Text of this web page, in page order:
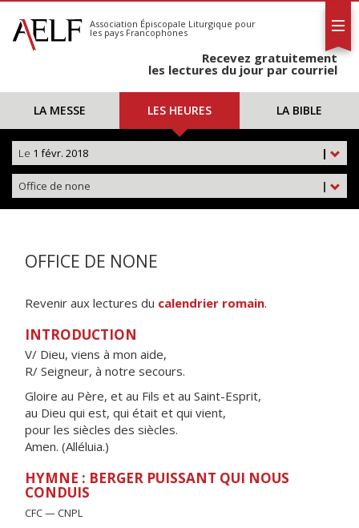
S'abonner
Calendrier
Association Épiscopale Liturgique pour
les pays Francophones
Recevez gratuitement
les lectures du jour par courriel
LA MESSE LES HEURES LA BIBLE
|
Le 1 févr. 2018
|
Office de none
OFFICE DE NONE
Revenir aux lectures du calendrier romain.
INTRODUCTION
V/ Dieu, viens à mon aide,
R/ Seigneur, à notre secours.
Gloire au Père, et au Fils et au Saint-Esprit,
au Dieu qui est, qui était et qui vient,
pour les siècles des siècles.
Amen. (Alléluia.)
HYMNE : BERGER PUISSANT QUI NOUS
CONDUIS
CFC — CNPL